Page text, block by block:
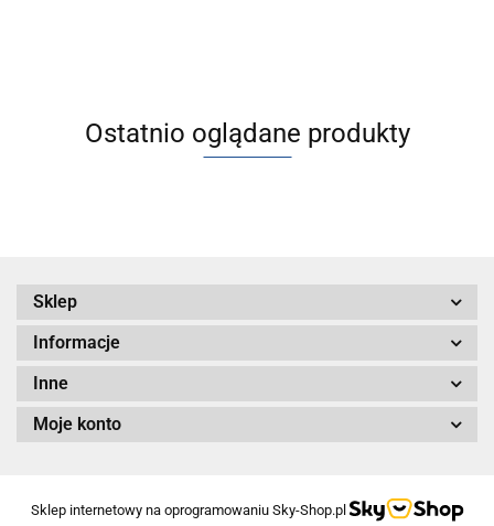
Ostatnio oglądane produkty
Sklep
Informacje
Inne
Moje konto
Sklep internetowy na oprogramowaniu Sky-Shop.pl